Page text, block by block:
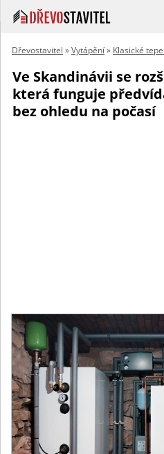
Dřevostavitel »Vytápění» Klasické
Ve Skandinávii se
která funguje
bez ohledu na počasí